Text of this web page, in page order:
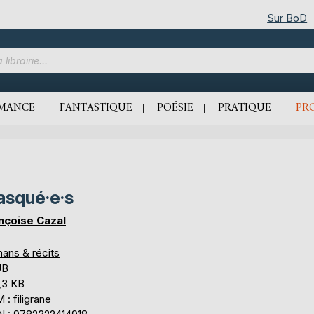
Sur BoD
FANTASTIQUE POÉSIE PRATIQUE
Cazal
& récits
KB
: filigrane